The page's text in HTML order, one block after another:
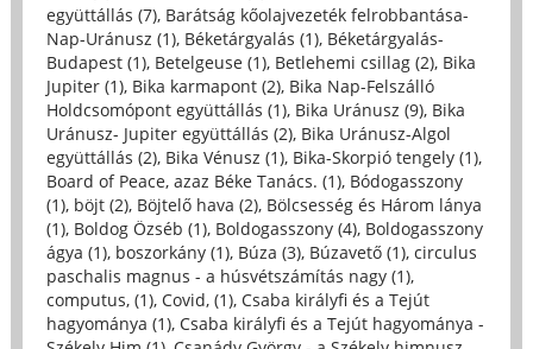
együttállás (7), Barátság kőolajvezeték felrobbantása-
Nap-Uránusz (1), Béketárgyalás (1), Béketárgyalás-
Budapest (1), Betelgeuse (1), Betlehemi csillag (2), Bika
Jupiter (1), Bika karmapont (2), Bika Nap-Felszálló
Holdcsomópont együttállás (1), Bika Uránusz (9), Bika
Uránusz- Jupiter együttállás (2), Bika Uránusz-Algol
együttállás (2), Bika Vénusz (1), Bika-Skorpió tengely (1),
Board of Peace, azaz Béke Tanács. (1), Bódogasszony
(1), böjt (2), Böjtelő hava (2), Bölcsesség és Három lánya
(1), Boldog Özséb (1), Boldogasszony (4), Boldogasszony
ágya (1), boszorkány (1), Búza (3), Búzavető (1), circulus
paschalis magnus - a húsvétszámítás nagy (1),
computus, (1), Covid, (1), Csaba királyfi és a Tejút
hagyománya (1), Csaba királyfi és a Tejút hagyománya -